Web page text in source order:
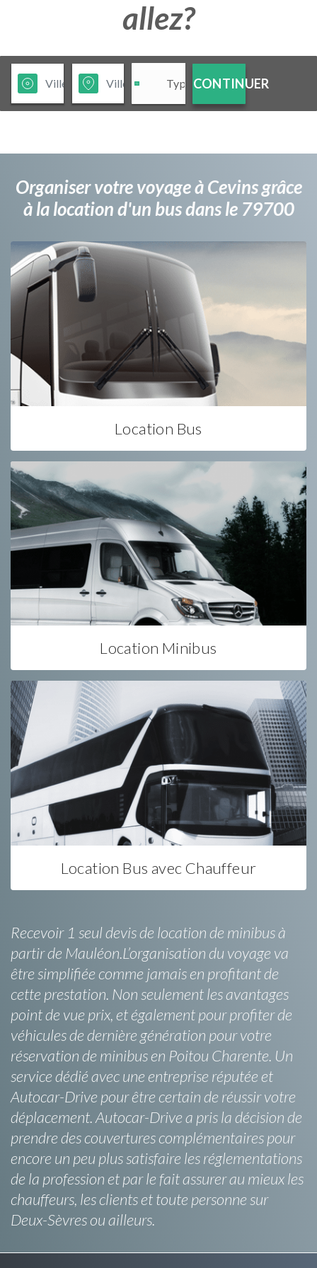
allez?
CONTINUER
Organiser votre voyage à Cevins grâce
à la location d'un bus dans le 79700
Location Bus
Location Minibus
Location Bus avec Chauffeur
Recevoir 1 seul devis de location de minibus à
partir de Mauléon.L’organisation du voyage va
être simplifiée comme jamais en profitant de
cette prestation. Non seulement les avantages
point de vue prix, et également pour profiter de
véhicules de dernière génération pour votre
réservation de minibus en Poitou Charente. Un
service dédié avec une entreprise réputée et
Autocar-Drive pour être certain de réussir votre
déplacement. Autocar-Drive a pris la décision de
prendre des couvertures complémentaires pour
encore un peu plus satisfaire les réglementations
de la profession et par le fait assurer au mieux les
chauffeurs, les clients et toute personne sur
Deux-Sèvres ou ailleurs.